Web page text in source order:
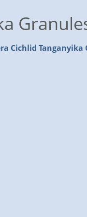
Cichlid Tanganyika